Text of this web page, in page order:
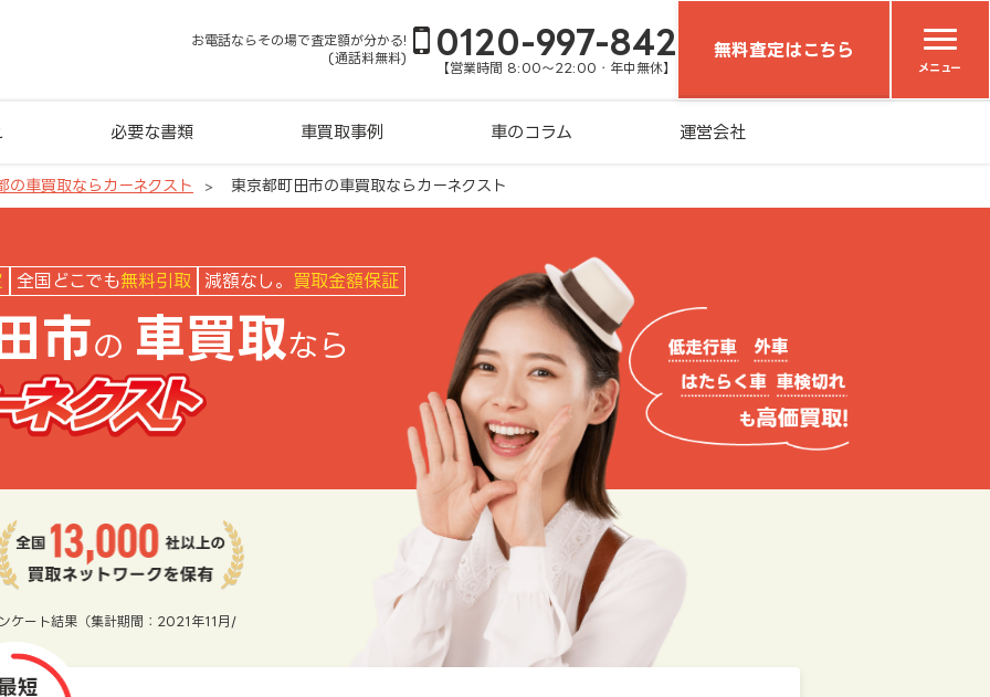
お電話ならその場で査定額が分かる!
(通話料無料)
0120-997-842
【営業時間 8:00～22:00・年中無休】
無料査定はこちら
メニュー
必要な書類 車買取事例 車のコラム 運営会社
の車買取ならカーネクスト 東京都町田市の車買取ならカーネクスト
全国どこでも無料引取 減額なし。 買取金額保証
市の 車買取なら
ケート結果（集計期間：2021年11月/